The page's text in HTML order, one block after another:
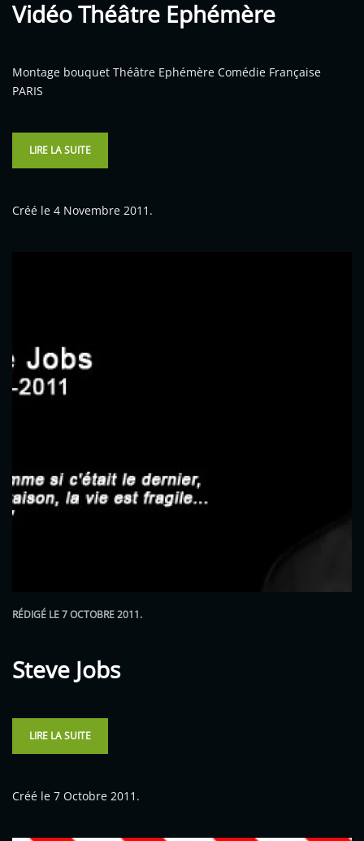
Vidéo Théâtre Ephémère
Montage bouquet Théâtre Ephémère Comédie Française
PARIS
LIRE LA SUITE
Créé le 4 Novembre 2011 .
RÉDIGÉ LE7 OCTOBRE 2011.
Steve Jobs
LIRE LA SUITE
Créé le 7 Octobre 2011 .